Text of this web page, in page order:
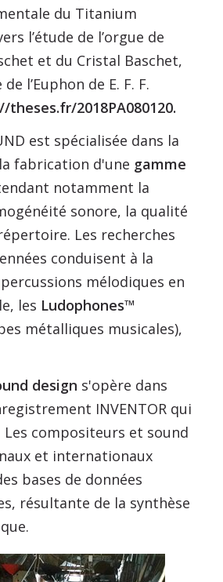
du Titanium
l’étude de l’orgue de
et du Cristal Baschet,
l’Euphon de E. F. F.
theses.fr/2018PA080120.
est spécialisée dans la
fabrication d'une gamme
notamment la
sonore, la qualité
Les recherches
conduisent à la
mélodiques en
les Ludophones™
métalliques musicales),
design s'opère dans
INVENTOR qui
compositeurs et sound
et internationaux
bases de données
résultante de la synthèse